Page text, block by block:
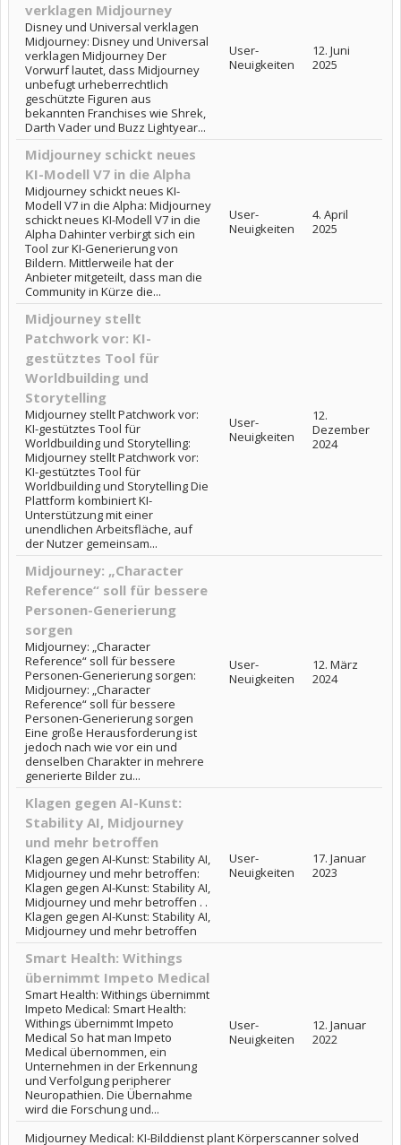
verklagen Midjourney
Disney und Universal verklagen
Midjourney: Disney und Universal
verklagen Midjourney Der
Vorwurf lautet, dass Midjourney
unbefugt urheberrechtlich
geschützte Figuren aus
bekannten Franchises wie Shrek,
Darth Vader und Buzz Lightyear...
User-
Neuigkeiten
12. Juni
2025
Midjourney schickt neues
KI-Modell V7 in die Alpha
Midjourney schickt neues KI-
Modell V7 in die Alpha: Midjourney
schickt neues KI-Modell V7 in die
Alpha Dahinter verbirgt sich ein
Tool zur KI-Generierung von
Bildern. Mittlerweile hat der
Anbieter mitgeteilt, dass man die
Community in Kürze die...
User-
Neuigkeiten
4. April
2025
Midjourney stellt
Patchwork vor: KI-
gestütztes Tool für
Worldbuilding und
Storytelling
Midjourney stellt Patchwork vor:
KI-gestütztes Tool für
Worldbuilding und Storytelling:
Midjourney stellt Patchwork vor:
KI-gestütztes Tool für
Worldbuilding und Storytelling Die
Plattform kombiniert KI-
Unterstützung mit einer
unendlichen Arbeitsfläche, auf
der Nutzer gemeinsam...
User-
Neuigkeiten
12.
Dezember
2024
Midjourney: „Character
Reference“ soll für bessere
Personen-Generierung
sorgen
Midjourney: „Character
Reference“ soll für bessere
Personen-Generierung sorgen:
Midjourney: „Character
Reference“ soll für bessere
Personen-Generierung sorgen
Eine große Herausforderung ist
jedoch nach wie vor ein und
denselben Charakter in mehrere
generierte Bilder zu...
User-
Neuigkeiten
12. März
2024
Klagen gegen AI-Kunst:
Stability AI, Midjourney
und mehr betroffen
Klagen gegen AI-Kunst: Stability AI,
Midjourney und mehr betroffen:
Klagen gegen AI-Kunst: Stability AI,
Midjourney und mehr betroffen . .
Klagen gegen AI-Kunst: Stability AI,
Midjourney und mehr betroffen
User-
Neuigkeiten
17. Januar
2023
Smart Health: Withings
übernimmt Impeto Medical
Smart Health: Withings übernimmt
Impeto Medical: Smart Health:
Withings übernimmt Impeto
Medical So hat man Impeto
Medical übernommen, ein
Unternehmen in der Erkennung
und Verfolgung peripherer
Neuropathien. Die Übernahme
wird die Forschung und...
User-
Neuigkeiten
12. Januar
2022
Midjourney Medical: KI-Bilddienst plant Körperscanner solved